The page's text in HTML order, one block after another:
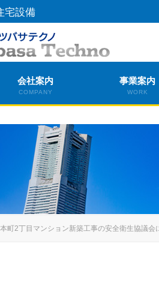
宅設備
会社案内
COMPANY
事業案内
WORK
町2丁目マンション新築工事の安全衛生協議会